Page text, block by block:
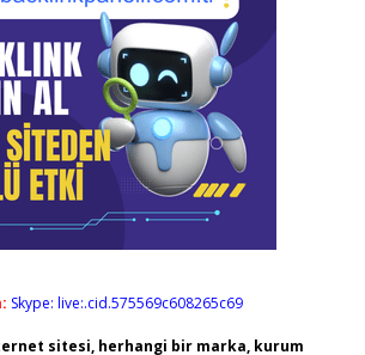
Skype: live:.cid.575569c608265c69
sitesi, herhangi bir marka, kurum